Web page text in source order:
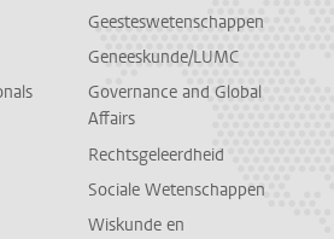
Geesteswetenschappen
Geneeskunde/LUMC
Governance and Global
Affairs
Rechtsgeleerdheid
Sociale Wetenschappen
Wiskunde en